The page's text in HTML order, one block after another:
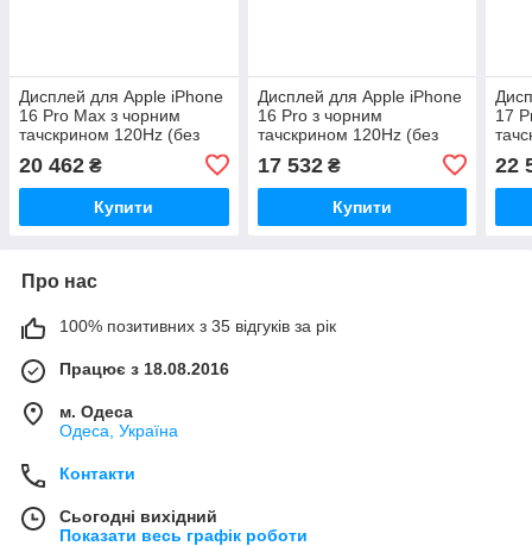
Дисплей для Apple iPhone
16 Pro Max з чорним
тачскрином 120Hz (без
20 462 ₴
Купити
Дисплей для Apple iPhone
16 Pro з чорним
тачскрином 120Hz (без
17 532₴
Купити
17
22
Про нас
100% позитивних з 35 відгуків за рік
Працює з 18.08.2016
м. Одеса
Одеса, Україна
Контакти
Сьогодні вихідний
Показати весь графік роботи